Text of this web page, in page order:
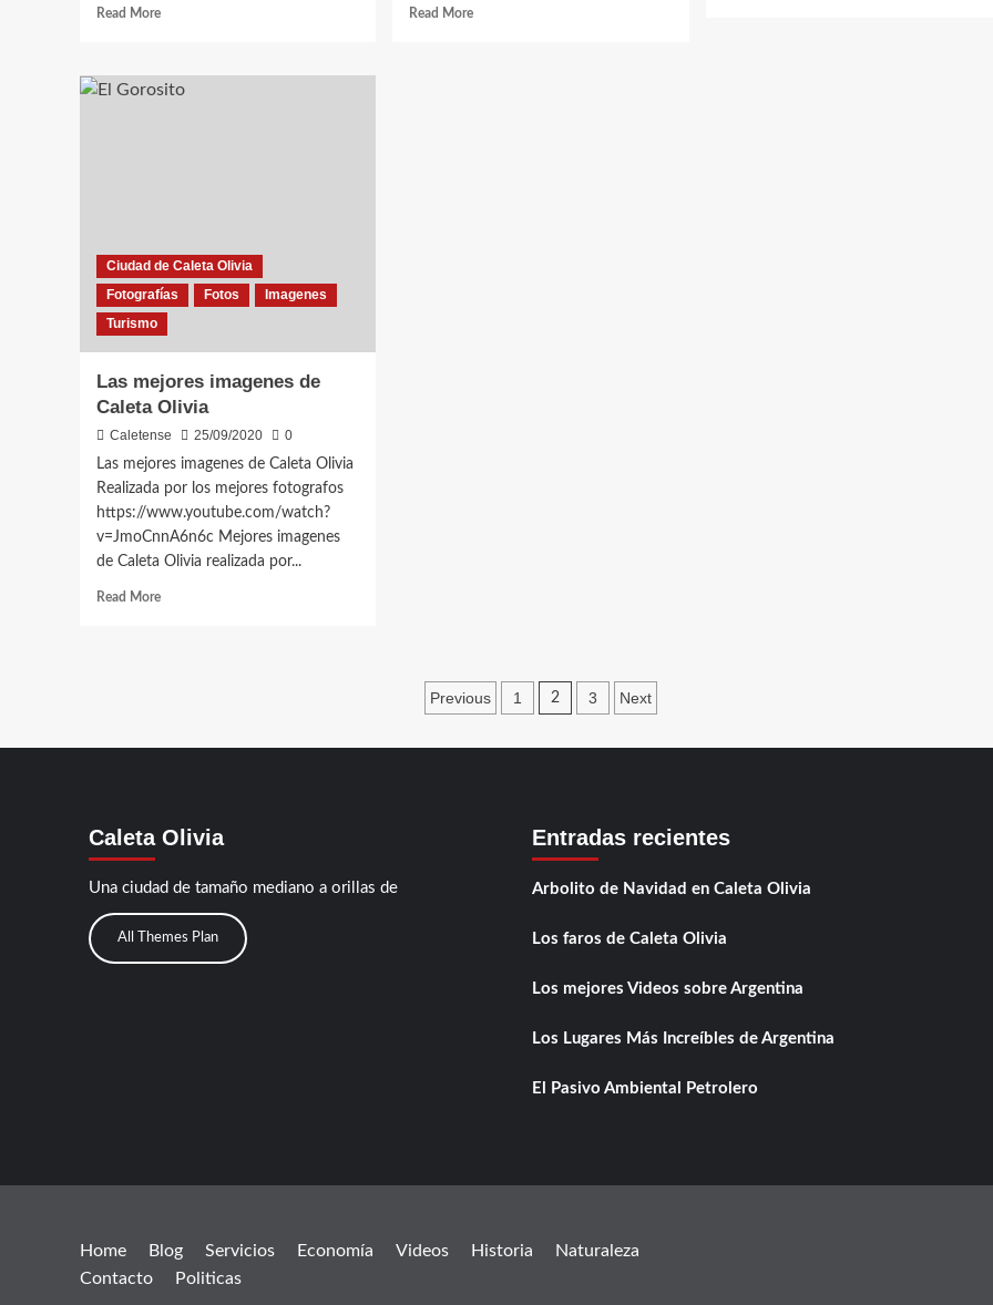
Read MoreRead
Imagenes
del
Read MoreRead
Ciudad de Caleta Olivia
Fotografías
Fotos
Imagenes
Turismo
Las mejores imagenes de
Caleta Olivia
Caletense 25/09/2020
0
Las mejores imagenes de Caleta Olivia
Realizada por los mejores fotografos
https://www.youtube.com/watch?
v=JmoCnnA6n6c Mejores imagenes
de Caleta Olivia realizada por...
Read MoreRead
Paginación
Previous 1 2 3 Next
Caleta Olivia
Una ciudad de tamaño mediano a orillas de
All Themes Plan
Entradas recientes
Arbolito de Navidad en Caleta Olivia
Los faros de Caleta Olivia
Los mejores Videos sobre Argentina
Los Lugares Más Increíbles de Argentina
El Pasivo Ambiental Petrolero
Home Blog Servicios Economía Videos Historia
Naturaleza
Contacto
Politicas